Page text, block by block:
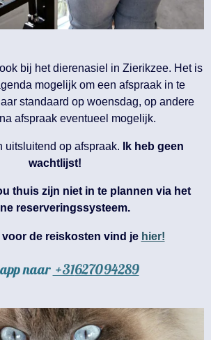
bij het dierenasiel in Zierikzee. Het is
mogelijk om een afspraak in te
standaard op woensdag, op andere
afspraak eventueel mogelijk.
uitsluitend op afspraak. Ik heb geen
wachtlijst!
thuis zijn niet in te plannen via het
reserveringssysteem.
voor de reiskosten vind je hier!
naar +31627094289